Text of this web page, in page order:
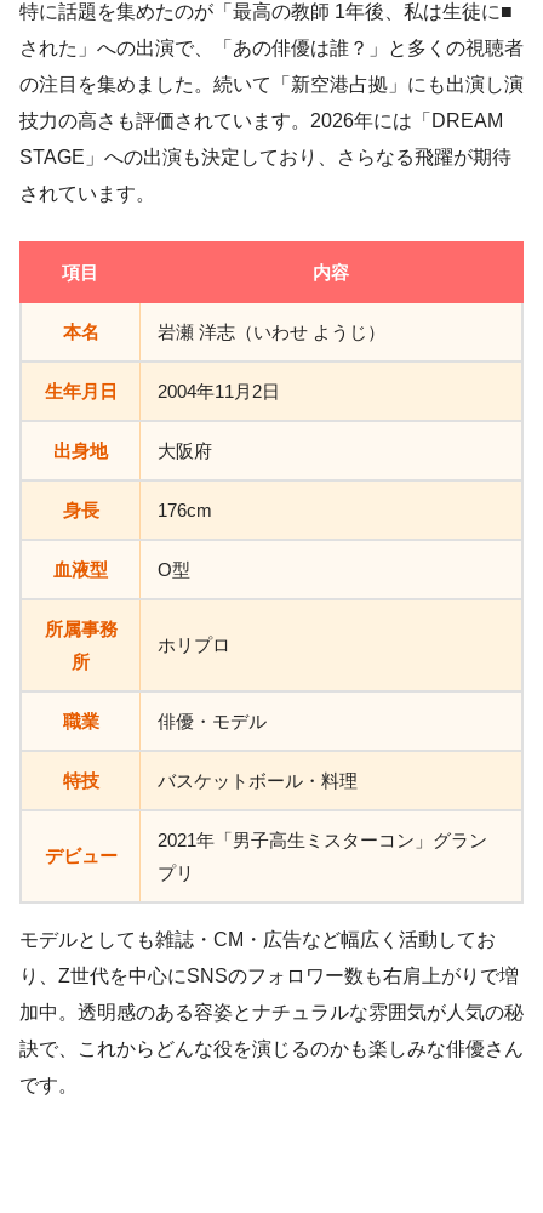
特に話題を集めたのが「最高の教師 1年後、私は生徒に■
された」への出演で、「あの俳優は誰？」と多くの視聴者
の注目を集めました。続いて「新空港占拠」にも出演し演
技力の高さも評価されています。2026年には「DREAM
STAGE」への出演も決定しており、さらなる飛躍が期待
されています。
項目 内容
本名 岩瀬 洋志（いわせ ようじ）
生年月日 2004年11月2日
出身地 大阪府
身長 176cm
血液型 O型
所属事務
所
ホリプロ
職業 俳優・モデル
特技 バスケットボール・料理
デビュー
2021年「男子高生ミスターコン」グラン
プリ
モデルとしても雑誌・CM・広告など幅広く活動してお
り、Z世代を中心にSNSのフォロワー数も右肩上がりで増
加中。透明感のある容姿とナチュラルな雰囲気が人気の秘
訣で、これからどんな役を演じるのかも楽しみな俳優さん
です。